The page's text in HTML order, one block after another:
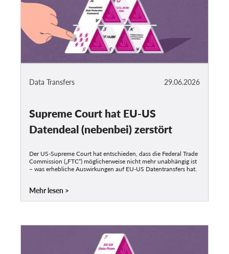
29.06.2026
Data Transfers
Supreme Court hat EU-US
Datendeal (nebenbei) zerstört
Der US-Supreme Court hat entschieden, dass die Federal Trade
Commission („FTC“) möglicherweise nicht mehr unabhängig ist
– was erhebliche Auswirkungen auf EU-US Datentransfers hat.
Mehr lesen